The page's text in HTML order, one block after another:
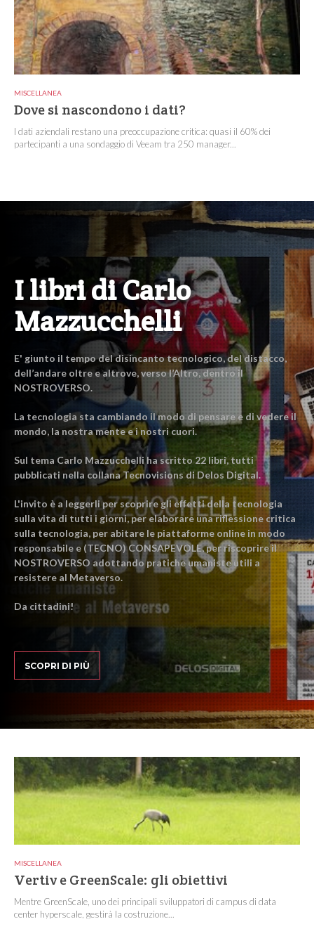
MISCELLANEA
Dove si nascondono i dati?
I dati aziendali restano una preoccupazione critica: quasi il 60% dei
partecipanti a una sondaggio di Veeam tra 250 manager...
I libri di Carlo
Mazzucchelli
E' giunto il tempo del disincanto tecnologico, del distacco,
dell’andare oltre e altrove, verso l’Altro, dentro il
NOSTROVERSO.
La tecnologia sta cambiando il modo di pensare e di vedere il
mondo, la nostra mente e i nostri cuori.
Sul tema Carlo Mazzucchelli ha scritto 22 libri, tutti
pubblicati nella collana Tecnovisions di Delos Digital.
L'invito è a leggerli per scoprire gli effetti della tecnologia
sulla vita di tutti i giorni, per elaborare una riflessione critica
sulla tecnologia, per abitare le piattaforme online in modo
responsabile e (TECNO) CONSAPEVOLE, per riscoprire il
NOSTROVERSO adottando pratiche umaniste utili a
resistere al Metaverso.
Da cittadini!
SCOPRI DI PIÙ
MISCELLANEA
Vertiv e GreenScale: gli obiettivi
Mentre GreenScale, uno dei principali sviluppatori di campus di data
center hyperscale, gestirà la costruzione...